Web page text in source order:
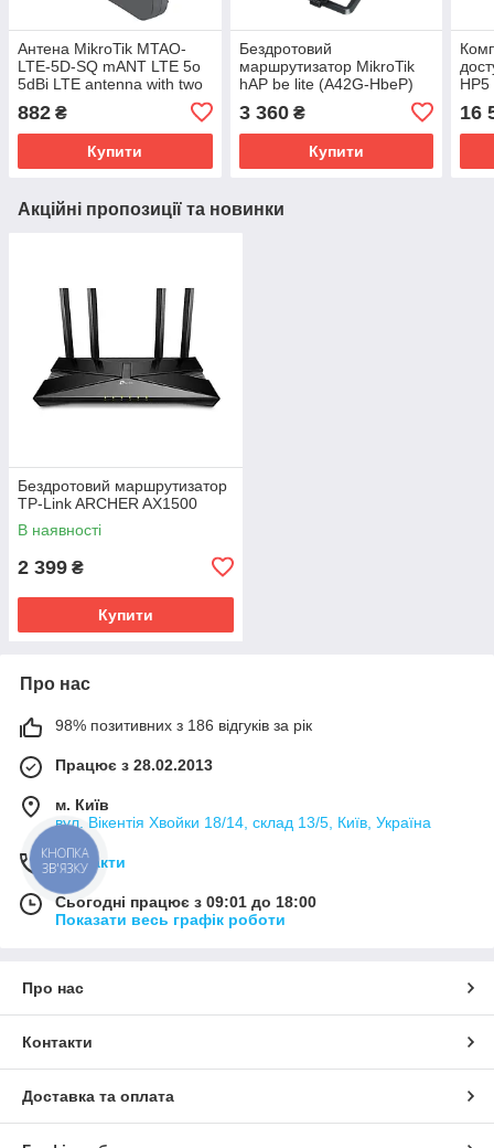
Антена MikroTik MTAO-
LTE-5D-SQ mANT LTE 5o
5dBi LTE antenna with two
882 ₴
Купити
Бездротовий
маршрутизатор MikroTik
hAP be lite (A42G-HbeP)
3 360₴
Купити
16
Акційні пропозиції та новинки
Бездротовий маршрутизатор
TP-Link ARCHER AX1500
В наявності
2 399 ₴
Купити
Про нас
98% позитивних з 186 відгуків за рік
Працює з 28.02.2013
м. Київ
вул. Вікентія Хвойки 18/14, склад 13/5, Київ, Україна
Контакти
Сьогодні працює з 09:01 до 18:00
Показати весь графік роботи
Про нас
Контакти
Доставка та оплата
КНОПКА
ЗВ'ЯЗКУ